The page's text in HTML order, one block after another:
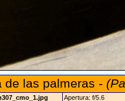
de las palmeras -
Apertura: f/5.6